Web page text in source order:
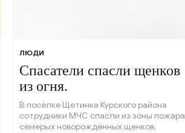
ЛЮДИ
Спасатели спасли щенков
из огня.
В посёлке Щетинка Курского района
сотрудники МЧС спасли из зоны пожара
семерых новорождённых щенков.